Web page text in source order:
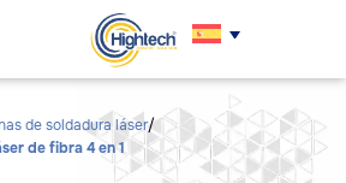
de soldadura láser
de fibra 4 en 1